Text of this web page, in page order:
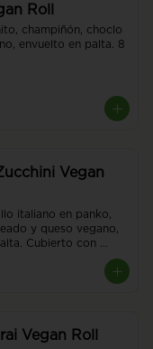
Roll
champiñón, choclo
envuelto en palta. 8
Vegan
italiano en panko,
y queso vegano,
Cubierto con
y salsa teriyaki.
Vegan Roll